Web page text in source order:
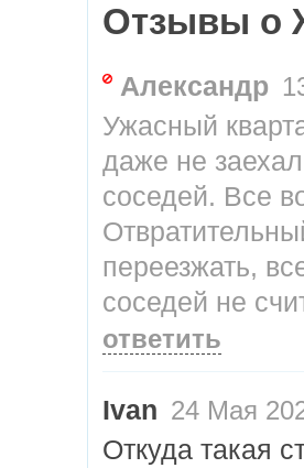
Отзывы о
Александр
Ужасный
даже не
соседей. Все
переезжать,
соседей не
ответить
Ivan 24 Мая
Откуда такая